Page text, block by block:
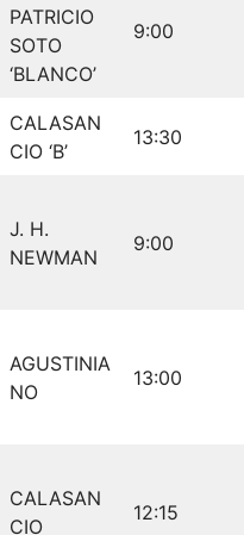
PATRICIO
SOTO
‘BLANCO’
9:00
CALASAN
CIO ‘B’
13:30
J. H.
NEWMAN
9:00
AGUSTINIA
NO
13:00
CALASAN
CIO
12:15